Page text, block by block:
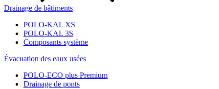
Drainage de bâtiments
POLO-KAL XS
POLO-KAL 3S
Composants système
Évacuation des eaux usées
POLO-ECO plus Premium
Drainage de ponts